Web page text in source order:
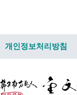
개인정보처리방침